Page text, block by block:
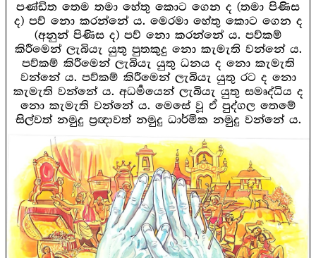
පණ්ඩිත තෙම තමා හේතු කොට ගෙන ද (තමා පිණිස
ද) පව් නො කරන්නේ ය. මෙරමා හේතු කොට ගෙන ද
(අනුන් පිණිස ද) පව් නො කරන්නේ ය. පව්කම්
කිරීමෙන් ලැබියැ යුතු පුතකුදු නො කැමැති වන්නේ ය.
පව්කම් කිරීමෙන් ලැබියැ යුතු ධනය ද නො කැමැති
වන්නේ ය. පව්කම් කිරීමෙන් ලැබියැ යුතු රට ද නො
කැමැති වන්නේ ය. අධර්‍මයෙන් ලැබියැ යුතු සමෘද්ධිය ද
නො කැමැති වන්නේ ය. මෙසේ වූ ඒ පුද්ගල තෙමේ
සිල්වත් නමුදු ප්‍රඥාවත් නමුදු ධාර්මික නමුදු වන්නේ ය.